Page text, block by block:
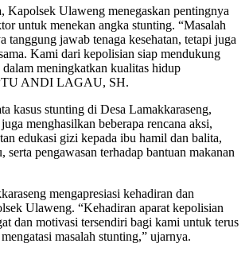
Kapolsek Ulaweng menegaskan pentingnya
untuk menekan angka stunting. “Masalah
tanggung jawab tenaga kesehatan, tetapi juga
Kami dari kepolisian siap mendukung
meningkatkan kualitas hidup
ANDI LAGAU, SH.
kasus stunting di Desa Lamakkaraseng,
menghasilkan beberapa rencana aksi,
edukasi gizi kepada ibu hamil dan balita,
serta pengawasan terhadap bantuan makanan
mengapresiasi kehadiran dan
Ulaweng. “Kehadiran aparat kepolisian
dan motivasi tersendiri bagi kami untuk terus
masalah stunting,” ujarnya.